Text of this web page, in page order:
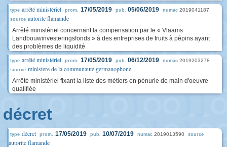
type arrêté ministériel prom. 17/05/2019 pub. 05/06/2019 numac 2019041187
source autorite flamande
Arrêté ministériel concernant la compensation par le « Vlaams
Landbouwinvesteringsfonds » à des entreprises de fruits à pépins ayant
des problèmes de liquidité
type arrêté ministériel prom. 17/05/2019 pub. 06/12/2019 numac 2019203278
source ministere de la communaute germanophone
Arrêté ministériel fixant la liste des métiers en pénurie de main d'oeuvre
qualifiée
décret
type décret prom. 17/05/2019 pub. 10/07/2019 numac 2019013590 source
autorite flamande